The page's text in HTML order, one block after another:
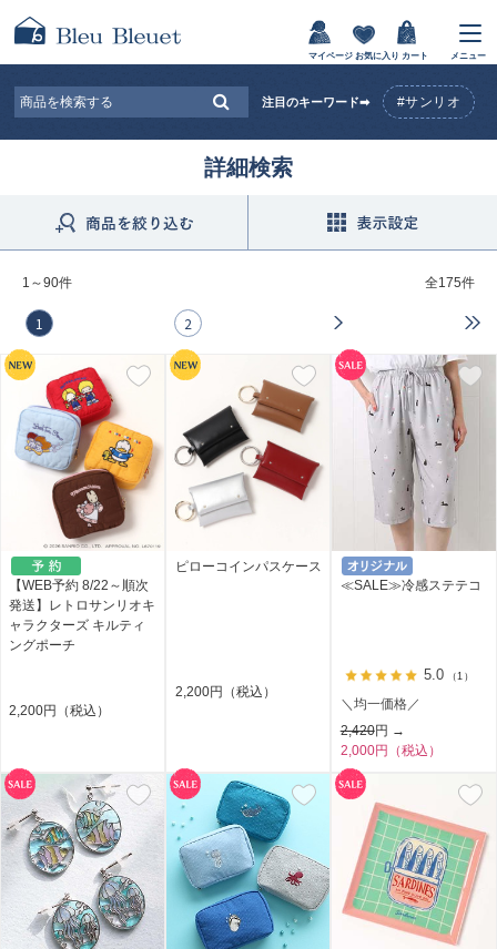
マイページ お気に入り カート メニュー
注目のキーワード➡ #サンリオ
詳細検索
1～90件 全175件
1 2
【WEB予約 8/22～順次
発送】レトロサンリオキ
ャラクターズ キルティ
ングポーチ
2,200円（税込）
ピローコインパスケース
2,200円（税込）
≪SALE≫冷感ステテコ
5.0 （1）
＼均一価格／
2,420円 →
2,000円（税込）